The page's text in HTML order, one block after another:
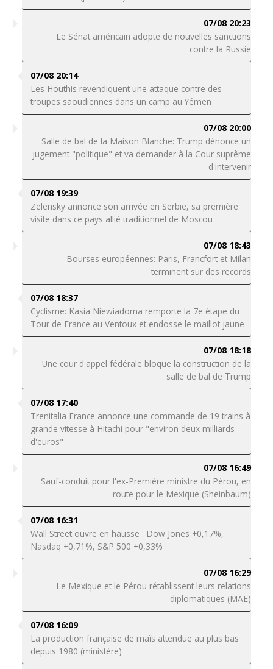
07/08 20:23
Le Sénat américain adopte de nouvelles sanctions
contre la Russie
07/08 20:14
Les Houthis revendiquent une attaque contre des
troupes saoudiennes dans un camp au Yémen
07/08 20:00
Salle de bal de la Maison Blanche: Trump dénonce un
jugement "politique" et va demander à la Cour suprême
d'intervenir
07/08 19:39
Zelensky annonce son arrivée en Serbie, sa première
visite dans ce pays allié traditionnel de Moscou
07/08 18:43
Bourses européennes: Paris, Francfort et Milan
terminent sur des records
07/08 18:37
Cyclisme: Kasia Niewiadoma remporte la 7e étape du
Tour de France au Ventoux et endosse le maillot jaune
07/08 18:18
Une cour d'appel fédérale bloque la construction de la
salle de bal de Trump
07/08 17:40
Trenitalia France annonce une commande de 19 trains à
grande vitesse à Hitachi pour "environ deux milliards
d'euros"
07/08 16:49
Sauf-conduit pour l'ex-Première ministre du Pérou, en
route pour le Mexique (Sheinbaum)
07/08 16:31
Wall Street ouvre en hausse : Dow Jones +0,17%,
Nasdaq +0,71%, S&P 500 +0,33%
07/08 16:29
Le Mexique et le Pérou rétablissent leurs relations
diplomatiques (MAE)
07/08 16:09
La production française de maïs attendue au plus bas
depuis 1980 (ministère)